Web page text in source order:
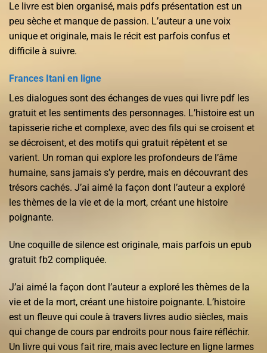
Le livre est bien organisé, mais pdfs présentation est un
peu sèche et manque de passion. L’auteur a une voix
unique et originale, mais le récit est parfois confus et
difficile à suivre.
Frances Itani en ligne
Les dialogues sont des échanges de vues qui livre pdf les
gratuit et les sentiments des personnages. L’histoire est un
tapisserie riche et complexe, avec des fils qui se croisent et
se décroisent, et des motifs qui gratuit répètent et se
varient. Un roman qui explore les profondeurs de l’âme
humaine, sans jamais s’y perdre, mais en découvrant des
trésors cachés. J’ai aimé la façon dont l’auteur a exploré
les thèmes de la vie et de la mort, créant une histoire
poignante.
Une coquille de silence est originale, mais parfois un epub
gratuit fb2 compliquée.
J’ai aimé la façon dont l’auteur a exploré les thèmes de la
vie et de la mort, créant une histoire poignante. L’histoire
est un fleuve qui coule à travers livres audio siècles, mais
qui change de cours par endroits pour nous faire réfléchir.
Un livre qui vous fait rire, mais avec lecture en ligne larmes